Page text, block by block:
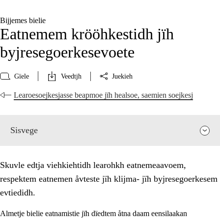
Bijjemes bielie
Eatnemem krööhkestidh jïh
byjresegoerkesevoete
Gïele Veedtjh Juekieh
Learoesoejkesjasse beapmoe jïh healsoe, saemien soejkesj
Sisvege
Skuvle edtja viehkiehtidh learohkh eatnemeaavoem,
respektem eatnemen åvteste jïh klijma- jïh byjresegoerkesem
evtiedidh.
Almetje bielie eatnamistie jïh dïedtem åtna daam eensilaakan